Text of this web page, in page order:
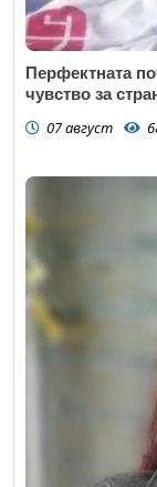
Перфектната
чувство за
07 август